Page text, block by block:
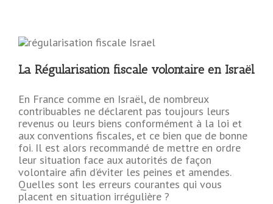
La Régularisation fiscale volontaire en Israël
En France comme en Israël, de nombreux
contribuables ne déclarent pas toujours leurs
revenus ou leurs biens conformément à la loi et
aux conventions fiscales, et ce bien que de bonne
foi. Il est alors recommandé de mettre en ordre
leur situation face aux autorités de façon
volontaire afin d’éviter les peines et amendes.
Quelles sont les erreurs courantes qui vous
placent en situation irrégulière ?